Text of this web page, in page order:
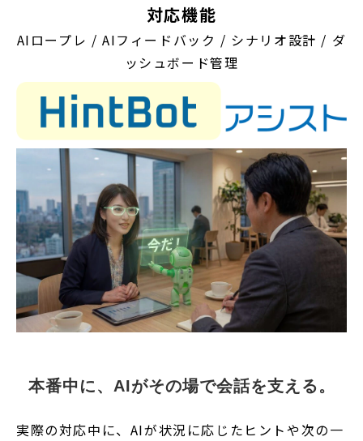
対応機能
AIロープレ / AIフィードバック / シナリオ設計 / ダ
ッシュボード管理
本番中に、AIがその場で会話を支える。
実際の対応中に、AIが状況に応じたヒントや次の一